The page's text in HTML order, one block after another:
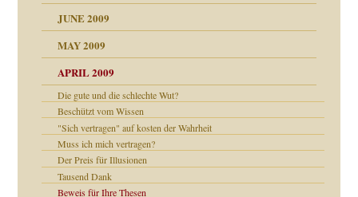
JUNE 2009
MAY 2009
APRIL 2009
Die gute und die schlechte Wut?
Beschützt vom Wissen
"Sich vertragen" auf kosten der Wahrheit
Muss ich mich vertragen?
Der Preis für Illusionen
Tausend Dank
Beweis für Ihre Thesen